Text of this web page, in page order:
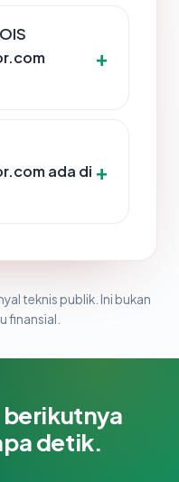
ada di
teknis publik. Ini bukan
finansial.
berikutnya
detik.